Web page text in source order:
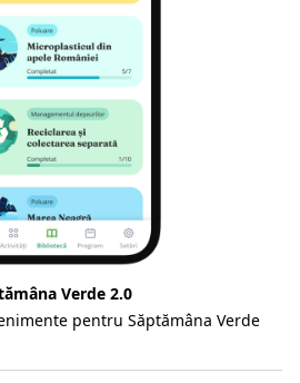
Verde 2.0
pentru Săptămâna Verde